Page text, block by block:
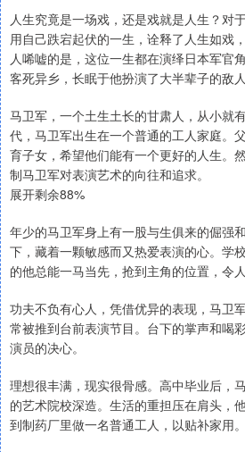
人生究竟是一场戏，还是戏就是人生？对
用自己跌宕起伏的一生，诠释了人生如戏
人唏嘘的是，这位一生都在演绎日本军官
客死异乡，长眠于他扮演了大半辈子的敌人
马卫军，一个土生土长的甘肃人，从小就
代，马卫军出生在一个普通的工人家庭。
育子女，希望他们能有一个更好的人生。
制马卫军对表演艺术的向往和追求。
展开剩余88%
年少的马卫军身上有一股与生俱来的倔强
下，藏着一颗敏感而又热爱表演的心。学
的他总能一马当先，抢到主角的位置，令人
功夫不负有心人，凭借优异的表现，马卫
常被推到台前表演节目。台下的掌声和喝
演员的决心。
理想很丰满，现实很骨感。高中毕业后，
的艺术院校深造。生活的重担压在肩头，
到制药厂里做一名普通工人，以贴补家用。